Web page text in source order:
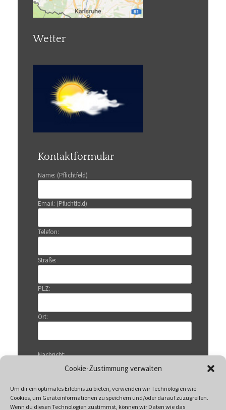
Cookie-Zustimmung verwalten
Um dir ein optimales Erlebnis zu bieten, verwenden wir Technologien wie
Cookies, um Geräteinformationen zu speichern und/oder darauf zuzugreifen.
Wenn du diesen Technologien zustimmst, können wir Daten wie das
Wetter
Kontaktformular
Name: (Pflichtfeld)
Email: (Pflichtfeld)
Telefon:
Straße:
PLZ:
Ort:
Nachricht: